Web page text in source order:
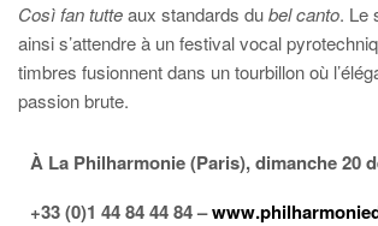
Così fan tutteaux standards dubel canto. Le
ainsi s’attendre à un festival vocal
timbres fusionnent dans un tourbillon où
passion brute.
À La Philharmonie (Paris), dimanche 20
+33 (0)1 44 84 44 84 –